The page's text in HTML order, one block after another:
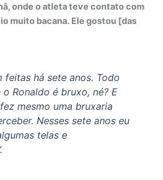
onde o atleta teve contato com
muito bacana. Ele gostou [das
feitas há sete anos. Todo
Ronaldo é bruxo, né? E
mesmo uma bruxaria
Nesses sete anos eu
telas e